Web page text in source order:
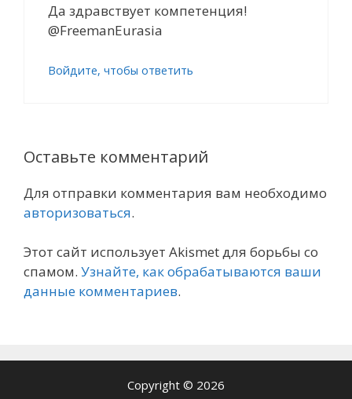
Да здравствует компетенция!
@FreemanEurasia
Войдите, чтобы ответить
Оставьте комментарий
Для отправки комментария вам необходимо
авторизоваться.
Этот сайт использует Akismet для борьбы со
спамом. Узнайте, как обрабатываются ваши
данные комментариев.
Copyright © 2026